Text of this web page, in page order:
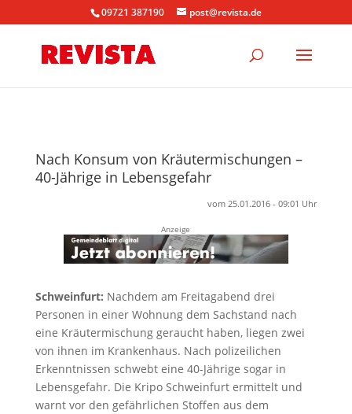
09721 387190 post@revista.de
Nach Konsum von Kräutermischungen –
40-Jährige in Lebensgefahr
vom 25.01.2016 - 09:01 Uhr
Anzeige
Schweinfurt: Nachdem am Freitagabend drei
Personen in einer Wohnung dem Sachstand nach
eine Kräutermischung geraucht haben, liegen zwei
von ihnen im Krankenhaus. Nach polizeilichen
Erkenntnissen schwebt eine 40-Jährige sogar in
Lebensgefahr. Die Kripo Schweinfurt ermittelt und
warnt vor den gefährlichen Stoffen aus dem